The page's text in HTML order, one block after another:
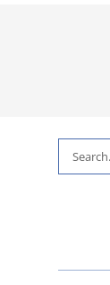
Suche
nach: